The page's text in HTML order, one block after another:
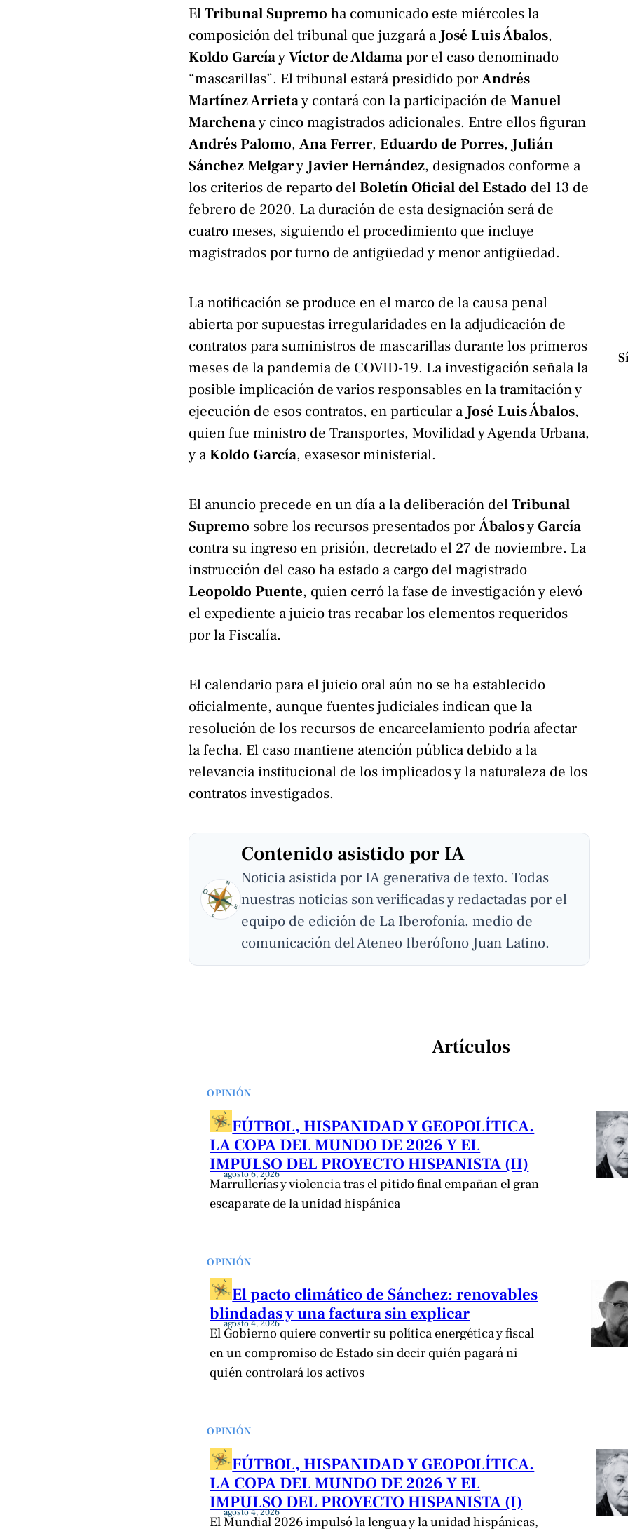
ElTribunal Supremo ha comunicado este miércoles la
composición del tribunal que juzgará a José Luis Ábalos,
Koldo GarcíayVíctor de Aldamapor el caso denominado
“mascarillas”. El tribunal estará presidido porAndrés
Martínez Arrietay contará con la participación deManuel
Marchenay cinco magistrados adicionales. Entre ellos figuran
Andrés Palomo,Ana Ferrer,Eduardo de Porres, Julián
Sánchez Melgary Javier Hernández, designados conforme a
los criterios de reparto delBoletín Oficial del Estado del 13 de
febrero de 2020. La duración de esta designación será de
cuatro meses, siguiendo el procedimiento que incluye
magistrados por turno de antigüedad y menor antigüedad.
La notificación se produce en el marco de la causa penal
abierta por supuestas irregularidades en la adjudicación de
contratos para suministros de mascarillas durante los primeros
meses de la pandemia de COVID-19. La investigación señala la
posible implicación de varios responsables en la tramitación y
ejecución de esos contratos, en particular a José Luis Ábalos,
quien fue ministro de Transportes, Movilidad y Agenda Urbana,
y aKoldo García, exasesor ministerial.
El anuncio precede en un día a la deliberación delTribunal
Supremo sobre los recursos presentados porÁbalosy García
contra su ingreso en prisión, decretado el 27 de noviembre. La
instrucción del caso ha estado a cargo del magistrado
Leopoldo Puente, quien cerró la fase de investigación y elevó
el expediente a juicio tras recabar los elementos requeridos
por la Fiscalía.
El calendario para el juicio oral aún no se ha establecido
oficialmente, aunque fuentes judiciales indican que la
resolución de los recursos de encarcelamiento podría afectar
la fecha. El caso mantiene atención pública debido a la
relevancia institucional de los implicados y la naturaleza de los
contratos investigados.
Contenido asistido por IA
Noticia asistida por IA generativa de texto. Todas
nuestras noticias son verificadas y redactadas por el
equipo de edición de La Iberofonía, medio de
comunicación del Ateneo Iberófono Juan Latino.
Artículos
OPINIÓN
FÚTBOL, HISPANIDAD Y GEOPOLÍTICA.
LA COPA DEL MUNDO DE 2026 Y EL
IMPULSO DEL PROYECTO HISPANISTA (II)
agosto 6, 2026
Marrullerías y violencia tras el pitido final empañan el gran
escaparate de la unidad hispánica
OPINIÓN
El pacto climático de Sánchez: renovables
blindadas y una factura sin explicar
agosto 4, 2026
El Gobierno quiere convertir su política energética y fiscal
en un compromiso de Estado sin decir quién pagará ni
quién controlará los activos
OPINIÓN
FÚTBOL, HISPANIDAD Y GEOPOLÍTICA.
LA COPA DEL MUNDO DE 2026 Y EL
IMPULSO DEL PROYECTO HISPANISTA (I)
agosto 4, 2026
El Mundial 2026 impulsó la lengua y la unidad hispánicas,